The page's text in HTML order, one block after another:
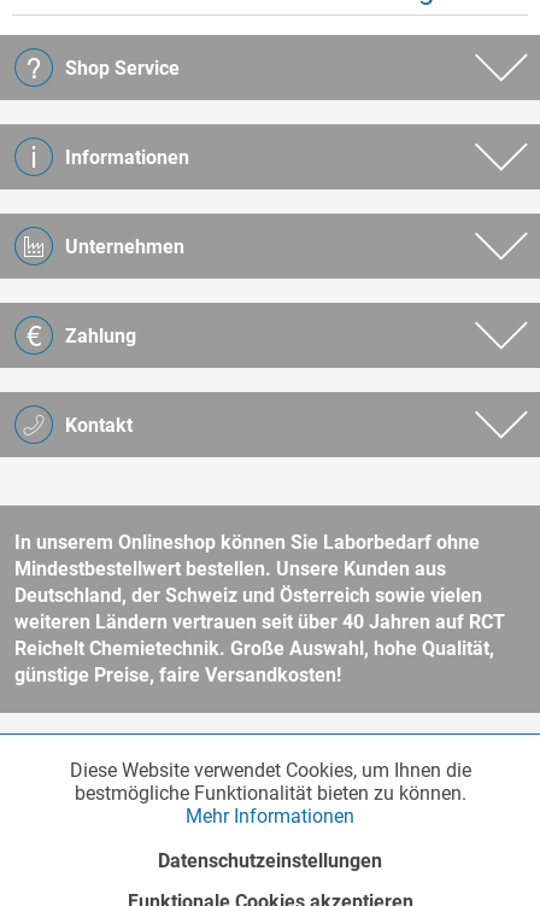
Kontakt
Shop Service
Informationen
Unternehmen
Zahlung
In unserem Onlineshop können Sie Laborbedarf ohne
Mindestbestellwert bestellen. Unsere Kunden aus
Deutschland, der Schweiz und Österreich sowie vielen
weiteren Ländern vertrauen seit über 40 Jahren auf RCT
Reichelt Chemietechnik. Große Auswahl, hohe Qualität,
günstige Preise, faire Versandkosten!
und ggf. Nachnahmegebühren, wenn nicht anders beschrieben.
Unser Webshop richtet sich an Unternehmer, öffentliche Institute und
andere gewerbliche Kunden im Sinne des § 14 BGB. Kein Verkauf an
für weitere Informationen.
Funktionale Aktiv
Diese Website verwendet Cookies, um Ihnen die
bestmögliche Funktionalität bieten zu können.
Mehr Informationen
Datenschutzeinstellungen